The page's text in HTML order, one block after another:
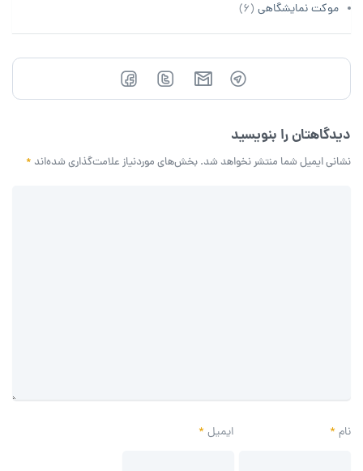
موکت نمایشگاهی (6)
دیدگاهتان را بنویسید
نشانی ایمیل شما منتشر نخواهد شد. بخش‌های موردنیاز علامت‌گذاری شده‌اند *
نام* ایمیل*